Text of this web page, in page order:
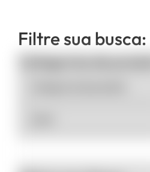
Filtre sua busca:
Categorias de